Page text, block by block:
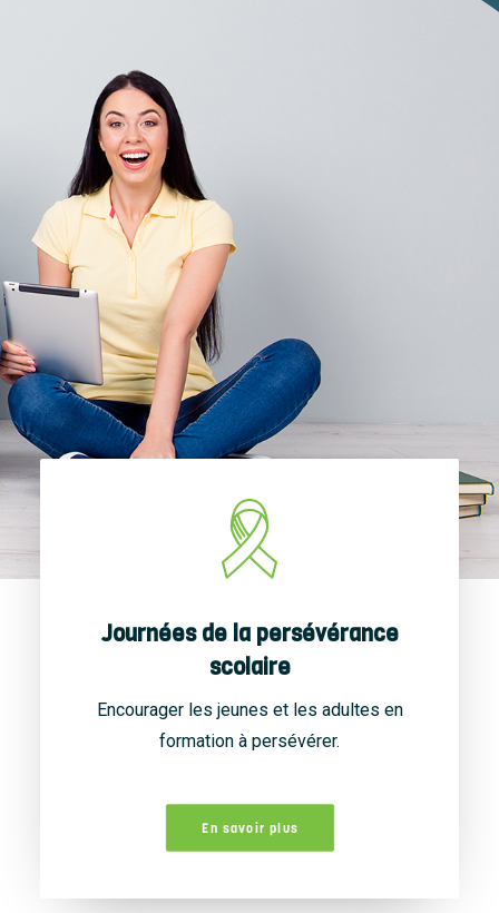
Accueil
À propos
Nouvelles
Nous joindre
Journées de la persévérance
scolaire
Encourager les jeunes et les adultes en
formation à persévérer.
En savoir plus